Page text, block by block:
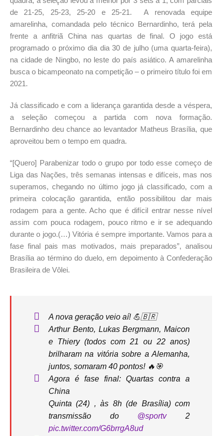
de 21-25, 25-23, 25-20 e 25-21. A renovada equipe
amarelinha, comandada pelo técnico Bernardinho, terá pela
frente a anfitriã China nas quartas de final. O jogo está
programado o próximo dia dia 30 de julho (uma quarta-feira),
na cidade de Ningbo, no leste do país asiático. A amarelinha
busca o bicampeonato na competição – o primeiro título foi em
2021.
Já classificado e com a liderança garantida desde a véspera,
a seleção começou a partida com nova formação.
Bernardinho deu chance ao levantador Matheus Brasília, que
aproveitou bem o tempo em quadra.
“[Quero] Parabenizar todo o grupo por todo esse começo de
Liga das Nações, três semanas intensas e difíceis, mas nos
superamos, chegando no último jogo já classificado, com a
primeira colocação garantida, então possibilitou dar mais
rodagem para a gente. Acho que é difícil entrar nesse nível
assim com pouca rodagem, pouco ritmo e ir se adequando
durante o jogo.(…) Vitória é sempre importante. Vamos para a
fase final pais mas motivados, mais preparados”, analisou
Brasília ao término do duelo, em depoimento à Confederação
Brasileira de Vôlei.
A nova geração veio aí! 💪🇧🇷
Arthur Bento, Lukas Bergmann, Maicon
e Thiery (todos com 21 ou 22 anos)
brilharam na vitória sobre a Alemanha,
juntos, somaram 40 pontos! 🔥🎯
Agora é fase final: Quartas contra a
China
Quinta (24) , às 8h (de Brasília) com
transmissão do @sportv2
pic.twitter.com/G6brrgA8ud